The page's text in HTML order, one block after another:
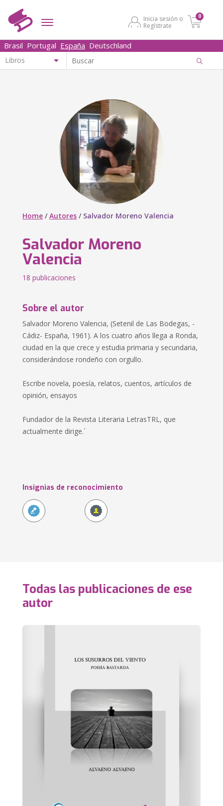
Inicia sesión o
Regístrate
0
Brasil Portugal España Deutschland
Home /Autores / Salvador Moreno Valencia
Salvador Moreno
Valencia
18 publicaciones
Sobre el autor
Salvador Moreno Valencia, (Setenil de Las Bodegas, -
Cádiz- España, 1961). A los cuatro años llega a Ronda,
ciudad en la que crece y estudia primaria y secundaria,
considerándose rondeño con orgullo.
Escribe novela, poesía, relatos, cuentos, artículos de
opinión, ensayos
Fundador de la Revista Literaria LetrasTRL, que
actualmente dirige.´
Insignias de reconocimiento
Todas las publicaciones de ese
autor